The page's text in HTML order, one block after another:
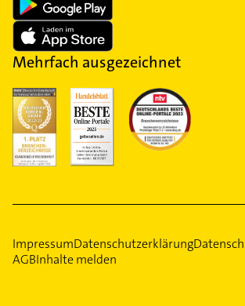
Mehrfach ausgezeichnet
ImpressumDatenschutzerklärung
AGBInhalte melden